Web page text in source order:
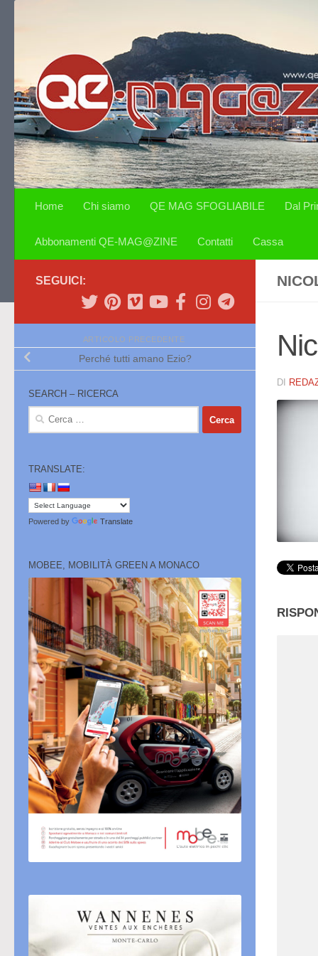
Home Chi siamo QE MAG SFOGLIABILE Dal
Abbonamenti QE-MAG@ZINE Contatti Cassa
DI
SEGUICI:
ARTICOLO PRECEDENTE
Perché tutti amano Ezio?
SEARCH – RICERCA
Ricerca
TRANSLATE:
Powered by Translate
MOBEE, MOBILITÀ GREEN A MONACO